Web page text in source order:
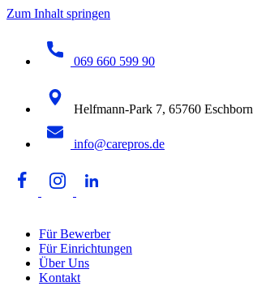
Zum Inhalt springen
069 660 599 90
Helfmann-Park 7, 65760 Eschborn
info@carepros.de
Für Bewerber
Für Einrichtungen
Über Uns
Kontakt